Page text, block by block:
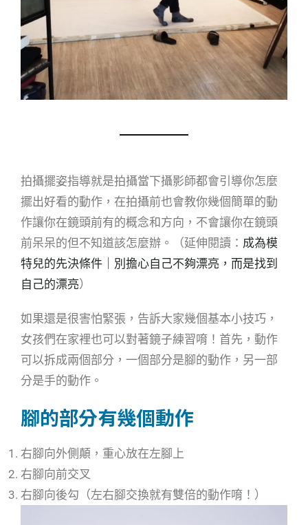
拍攝擺姿指導就是拍攝當下攝影師都會引導你怎麼
擺出好看的動作，在拍攝前也會教你幾個簡單的動
作讓你在鏡頭前有的概念和方向，不會讓你在鏡頭
前呆呆的但不知道該怎麼辦。（延伸閱讀： 成為模
特兒的先決條件｜別擔心自己不夠漂亮，而是找到
自己的漂亮）
如果還是很害怕緊張，告訴大家幾個基本小技巧，
女孩們在家裡也可以對著鏡子練習唷！首先，動作
可以拆成兩個部分，一個部分是腳的動作，另一部
分是手的動作。
腳的部分有幾個動作
右腳向外側顛，重心放在左腳上
右腳向前交叉
右腳向後勾（左右腳交換就有雙倍的動作唷！）